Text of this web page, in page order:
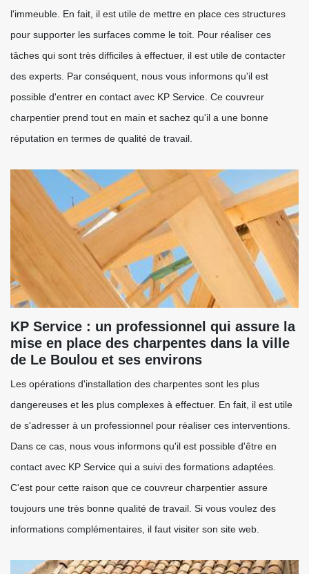
l'immeuble. En fait, il est utile de mettre en place ces structures
pour supporter les surfaces comme le toit. Pour réaliser ces
tâches qui sont très difficiles à effectuer, il est utile de contacter
des experts. Par conséquent, nous vous informons qu'il est
possible d'entrer en contact avec KP Service. Ce couvreur
charpentier prend tout en main et sachez qu'il a une bonne
réputation en termes de qualité de travail.
KP Service : un professionnel qui assure la
mise en place des charpentes dans la ville
de Le Boulou et ses environs
Les opérations d'installation des charpentes sont les plus
dangereuses et les plus complexes à effectuer. En fait, il est utile
de s'adresser à un professionnel pour réaliser ces interventions.
Dans ce cas, nous vous informons qu'il est possible d'être en
contact avec KP Service qui a suivi des formations adaptées.
C'est pour cette raison que ce couvreur charpentier assure
toujours une très bonne qualité de travail. Si vous voulez des
informations complémentaires, il faut visiter son site web.